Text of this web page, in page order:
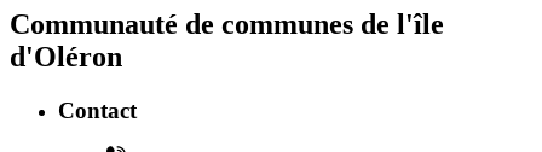
Communauté de communes de l'île
d'Oléron
Contact